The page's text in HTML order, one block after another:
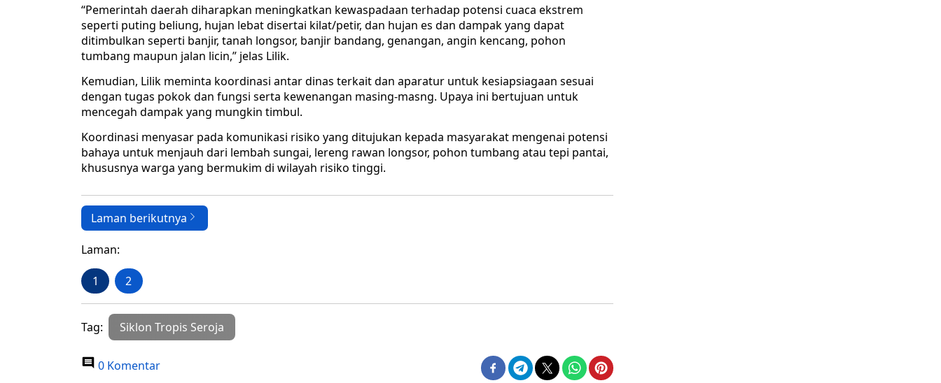
“Pemerintah daerah diharapkan meningkatkan kewaspadaan terhadap potensi cuaca ekstrem
seperti puting beliung, hujan lebat disertai kilat/petir, dan hujan es dan dampak yang dapat
ditimbulkan seperti banjir, tanah longsor, banjir bandang, genangan, angin kencang, pohon
tumbang maupun jalan licin,” jelas Lilik.
Kemudian, Lilik meminta koordinasi antar dinas terkait dan aparatur untuk kesiapsiagaan sesuai
dengan tugas pokok dan fungsi serta kewenangan masing-masng. Upaya ini bertujuan untuk
mencegah dampak yang mungkin timbul.
Koordinasi menyasar pada komunikasi risiko yang ditujukan kepada masyarakat mengenai potensi
bahaya untuk menjauh dari lembah sungai, lereng rawan longsor, pohon tumbang atau tepi pantai,
khususnya warga yang bermukim di wilayah risiko tinggi.
Laman berikutnya
Laman:
1 2
Tag: Siklon Tropis Seroja
0 Komentar